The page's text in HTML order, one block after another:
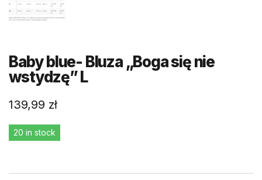
Baby blue- Bluza „Boga się nie
wstydzę” L
139,99 zł
20 in stock